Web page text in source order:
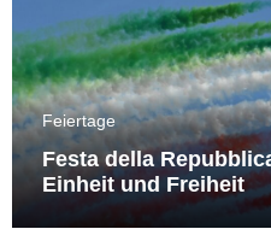
Feiertage
Festa della
Einheit und Freiheit